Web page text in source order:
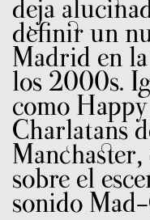
deja
definir un
Madrid en
los 2000s.
como
Charlatans
sobre el
sonido